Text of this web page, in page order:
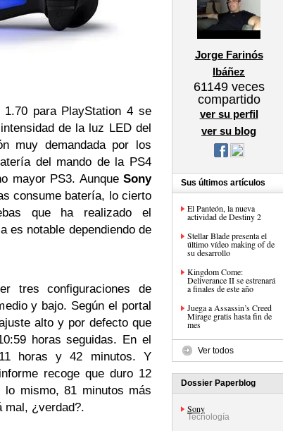
para PlayStation 4 se
de la luz LED del
muy demandada por los
del mando de la PS4
mayor PS3. Aunque Sony
consume batería, lo cierto
que ha realizado el
es notable dependiendo de
tres configuraciones de
y bajo. Según el portal
alto y por defecto que
horas seguidas. En el
horas y 42 minutos. Y
recoge que duro 12
mismo, 81 minutos más
mal, ¿verdad?.
Jorge Farinós
Ibáñez
61149veces
compartido
ver su perfil
ver su blog
Sus últimos artículos
El Panteón, la nueva
actividad de Destiny 2
Stellar Blade presenta el
último vídeo making of de
su desarrollo
Kingdom Come:
Deliverance II se estrenará
a finales de este año
Juega a Assassin’s Creed
Mirage gratis hasta fin de
mes
Ver todos
Dossier Paperblog
Sony
Tecnología